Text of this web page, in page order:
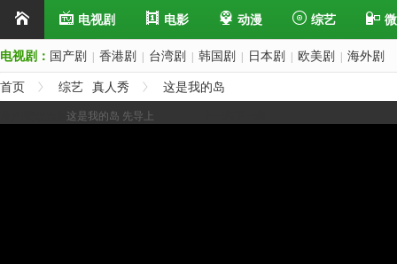
电视剧 电影 动漫 综艺
电视剧： 国产剧 香港剧 台湾剧 韩国剧 日本剧 欧美剧 海外剧
首页 综艺 真人秀 这是我的岛
这是我的岛 先导上